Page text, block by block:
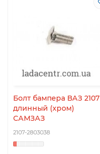
Болт бампера ВАЗ 2107
длинный (хром)
САМЗАЗ
2107-2803038